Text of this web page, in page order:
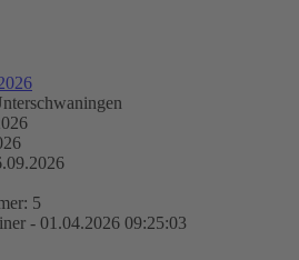
5
- 01.04.2026 09:25:03